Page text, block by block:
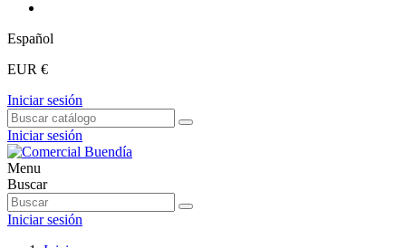
Español
EUR €
Iniciar sesión
Iniciar sesión
Menu
Buscar
Iniciar sesión